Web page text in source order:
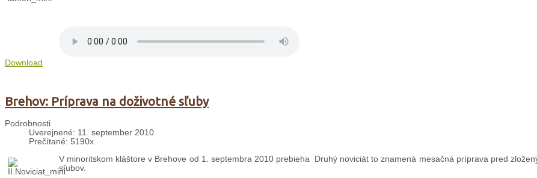
Download
Brehov: Príprava na doživotné sľuby
Podrobnosti
Uverejnené: 11. september 2010
Prečítané: 5190x
V minoritskom kláštore v Brehove od 1. septembra 2010 prebieha Druhý noviciát to znamená mesačná príprava pred
sľubov.